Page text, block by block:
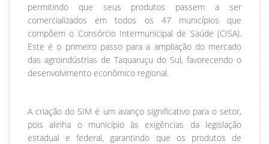
permitindo que seus produtos passem a ser
comercializados em todos os 47 municípios que
compõem o Consórcio Intermunicipal de Saúde (CISA).
Este é o primeiro passo para a ampliação do mercado
das agroindústrias de Taquaruçu do Sul, favorecendo o
desenvolvimento econômico regional.
A criação do SIM é um avanço significativo para o setor,
pois alinha o município às exigências da legislação
estadual e federal, garantindo que os produtos de